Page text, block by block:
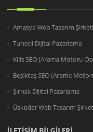
Amasya Web Tasarım Şirketi
Tunceli Dijital Pazarlama
Kilis SEO (Arama Motoru
Beşiktaş SEO (Arama
Şırnak Dijital Pazarlama
Üsküdar Web Tasarım